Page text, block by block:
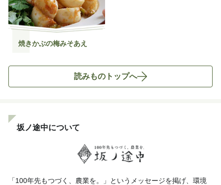
焼きかぶの梅みそあえ
読みものトップへ
坂ノ途中について
「100年先もつづく、農業を。」というメッセージを掲げ、環境